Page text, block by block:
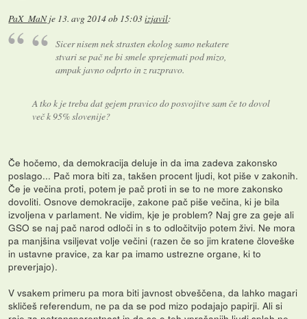
PaX_MaNje 13. avg 2014 ob 15:03izjavil:
Sicer nisem nek strasten ekolog samo nekatere
stvari se pač ne bi smele sprejemati pod mizo,
ampak javno odprto in z razpravo.
A tko k je treba dat gejem pravico do posvojitve sam če to dovol
več k 95% slovenije?
Če hočemo, da demokracija deluje in da ima zadeva zakonsko
poslago... Pač mora biti za, takšen procent ljudi, kot piše v zakonih.
Če je večina proti, potem je pač proti in se to ne more zakonsko
dovoliti. Osnove demokracije, zakone pač piše večina, ki je bila
izvoljena v parlament. Ne vidim, kje je problem? Naj gre za geje ali
GSO se naj pač narod odloči in s to odločitvijo potem živi. Ne mora
pa manjšina vsiljevat volje večini (razen če so jim kratene človeške
in ustavne pravice, za kar pa imamo ustrezne organe, ki to
preverjajo).
V vsakem primeru pa mora biti javnost obveščena, da lahko magari
skličeš referendum, ne pa da se pod mizo podajajo papirji. Ali si